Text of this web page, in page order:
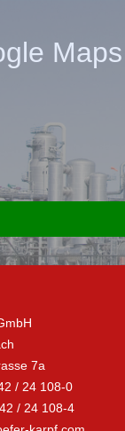
7a
/ 24 108-0
/ 24 108-4